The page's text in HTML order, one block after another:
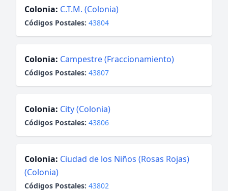
Colonia: C.T.M. (Colonia)
Códigos Postales: 43804
Colonia: Campestre (Fraccionamiento)
Códigos Postales: 43807
Colonia: City (Colonia)
Códigos Postales: 43806
Colonia: Ciudad de los Niños (Rosas Rojas)
(Colonia)
Códigos Postales: 43802